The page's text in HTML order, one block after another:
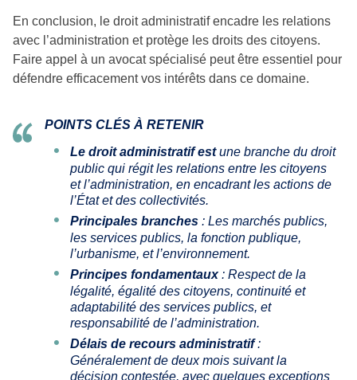
En conclusion, le droit administratif encadre les relations
avec l’administration et protège les droits des citoyens.
Faire appel à un avocat spécialisé peut être essentiel pour
défendre efficacement vos intérêts dans ce domaine.
POINTS CLÉS À RETENIR
Le droit administratif estune branche du droit
public qui régit les relations entre les citoyens
et l’administration, en encadrant les actions de
l’État et des collectivités.
Principales branches : Les marchés publics,
les services publics, la fonction publique,
l’urbanisme, et l’environnement.
Principes fondamentaux: Respect de la
légalité, égalité des citoyens, continuité et
adaptabilité des services publics, et
responsabilité de l’administration.
Délais de recours administratif:
Généralement de deux mois suivant la
décision contestée, avec quelques exceptions